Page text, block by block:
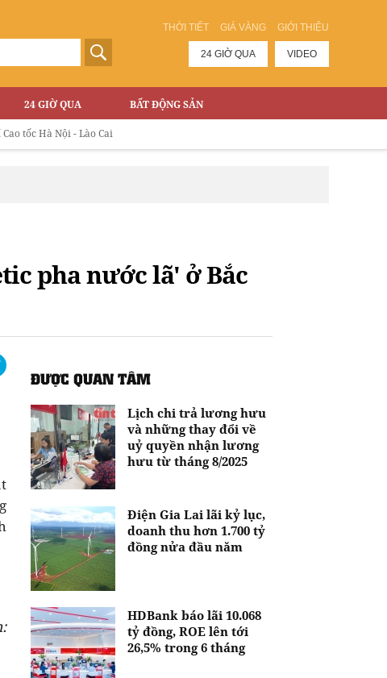
THỜI TIẾT GIÁ VÀNG GIỚI THIỆU
24 GIỜ QUA VIDEO
24 GIỜ QUA BẤT ĐỘNG SẢN
Hà Nội - Lào Cai
pha nước lã' ở Bắc
ĐƯỢC QUAN TÂM
Lịch chi trả lương hưu
và những thay đổi về
uỷ quyền nhận lương
hưu từ tháng 8/2025
Điện Gia Lai lãi kỷ lục,
doanh thu hơn 1.700 tỷ
đồng nửa đầu năm
HDBank báo lãi 10.068
tỷ đồng, ROE lên tới
26,5% trong 6 tháng